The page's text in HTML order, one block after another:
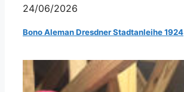
24/06/2026
Bono Aleman Dresdner Stadtanleihe 1924